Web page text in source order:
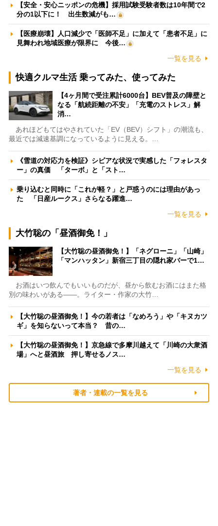
【安全・安心ニッポンの危機】採用試験受験者数は10年間で2
分の1以下に！ 出生数減がも…
【医療崩壊】人口減少で「医師不足」に加えて「患者不足」に
見舞われ地域医療が限界に 今後…
一覧を見る
快適クルマ生活 乗ってみた、使ってみた
【4ヶ月間で受注累計6000台】BEV普及の障壁と
なる「航続距離の不安」「充電のストレス」解
消…
あれほどもてはやされていた「EV（BEV）シフト」の潮流も、
最近では減速基調になっているように見える。…
《雪道の対応力を検証》シビアな状況で実感した「フォレスタ
ー」の真価 「ターボ」と「スト…
乗り込むと同時に「これが軽？」と戸惑うのには理由があっ
た 「日産ルークス」さらなる躍進…
一覧を見る
大竹聡の「昼酒御免！」
【大竹聡の昼酒御免！】「ネグローニ」「山崎」
「マンハッタン」新宿三丁目の隠れ家バーで1…
お酒はいつ飲んでもいいものだが、昼から飲むお酒にはまた格
別の味わいがある――。ライター・作家の大竹…
【大竹聡の昼酒御免！】今の若者は「なめろう」や「キヌカツ
ギ」を知らないって本当？ 昔の…
【大竹聡の昼酒御免！】京急線で多摩川越えて「川崎の大衆酒
場」へと昼酒旅 押し寄せるノス…
一覧を見る
著者・連載の一覧を見る